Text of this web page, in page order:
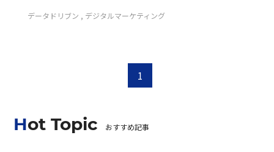
データドリブン デジタルマーケティング
1
Hot Topic おすすめ記事